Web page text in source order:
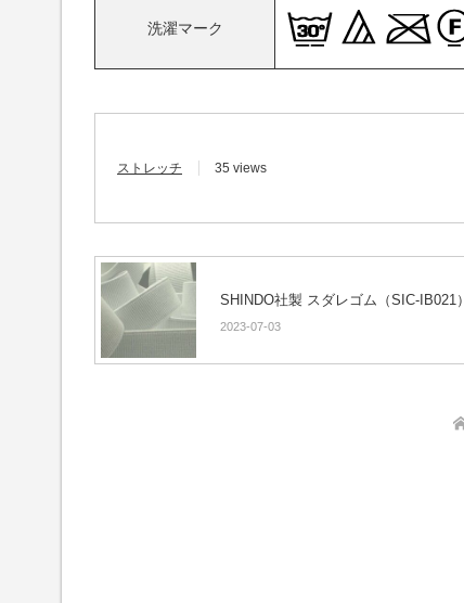
洗濯マーク
ストレッチ 35 views
SHINDO社製 スダレゴム（SIC-IB021）
2023-07-03